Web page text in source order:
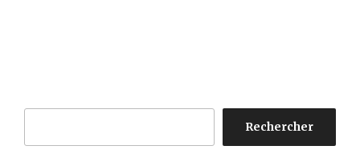
Rechercher